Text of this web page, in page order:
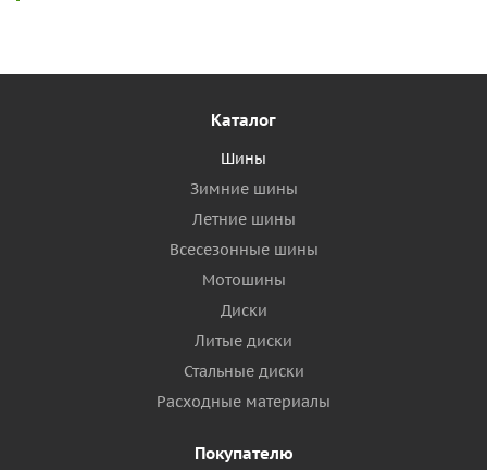
Каталог
Шины
Зимние шины
Летние шины
Всесезонные шины
Мотошины
Диски
Литые диски
Стальные диски
Расходные материалы
Покупателю